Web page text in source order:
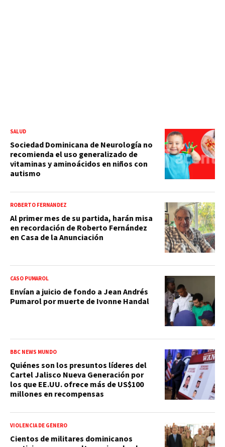
SALUD
Sociedad Dominicana de Neurología no
recomienda el uso generalizado de
vitaminas y aminoácidos en niños con
autismo
ROBERTO FERNÁNDEZ
Al primer mes de su partida, harán misa
en recordación de Roberto Fernández
en Casa de la Anunciación
CASO PUMAROL
Envían a juicio de fondo a Jean Andrés
Pumarol por muerte de Ivonne Handal
BBC NEWS MUNDO
Quiénes son los presuntos líderes del
Cartel Jalisco Nueva Generación por
los que EE.UU. ofrece más de US$100
millones en recompensas
VIOLENCIA DE GÉNERO
Cientos de militares dominicanos